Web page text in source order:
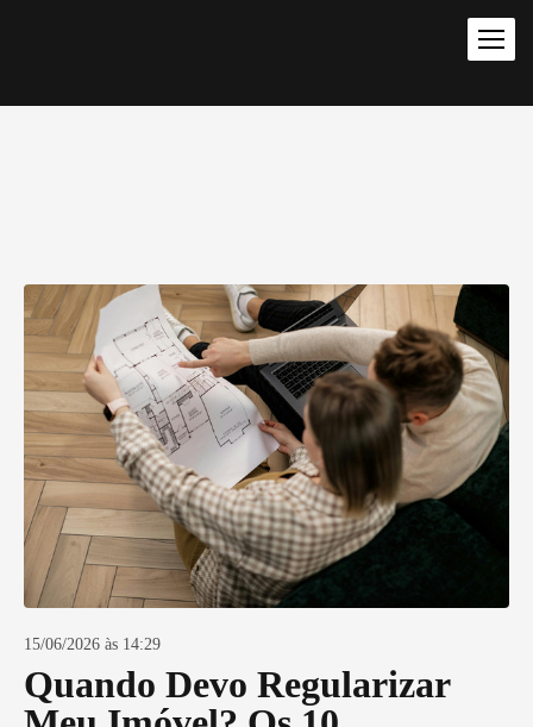
15/06/2026 às 14:29
Quando Devo Regularizar